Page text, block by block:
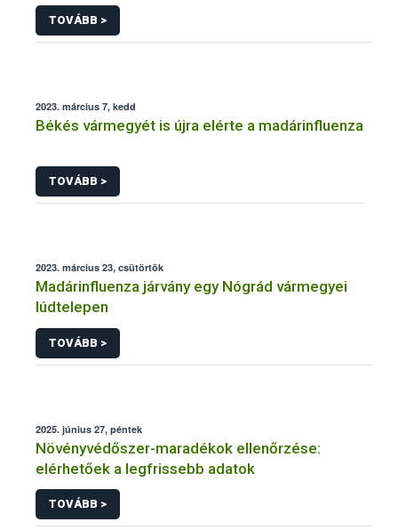
TOVÁBB >
2023. március 7, kedd
Békés vármegyét is újra elérte a madárinfluenza
TOVÁBB >
2023. március 23, csütörtök
Madárinfluenza járvány egy Nógrád vármegyei
lúdtelepen
TOVÁBB >
2025. június 27, péntek
Növényvédőszer-maradékok ellenőrzése:
elérhetőek a legfrissebb adatok
TOVÁBB >